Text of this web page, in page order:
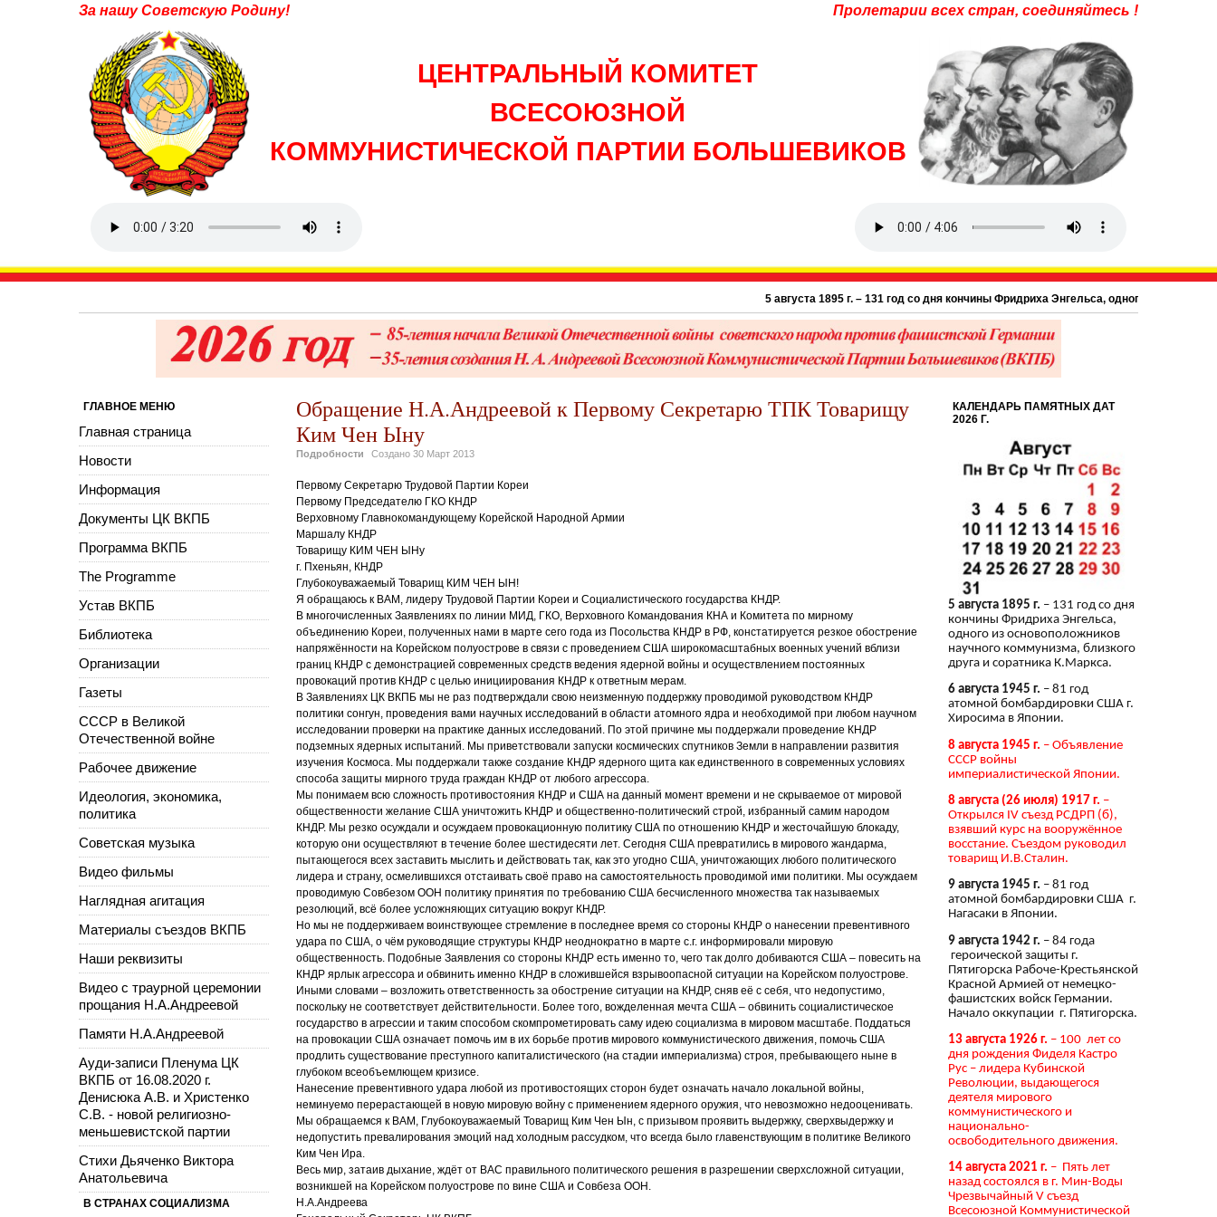
За нашу Советскую Родину! Пролетарии всех стран, соединяйтесь !
ЦЕНТРАЛЬНЫЙ КОМИТЕТ
ВСЕСОЮЗНОЙ
КОММУНИСТИЧЕСКОЙ ПАРТИИ БОЛЬШЕВИКОВ
5 августа 1895 г. – 131 год со дня кончины Фридриха Энгельса, одного из
Обращение Н.А.Андреевой к Первому Секретарю ТПК Товарищу
Ким Чен Ыну
Подробности Создано 30 Март 2013
Первому Секретарю Трудовой Партии Кореи
Первому Председателю ГКО КНДР
Верховному Главнокомандующему Корейской Народной Армии
Маршалу КНДР
Товарищу КИМ ЧЕН ЫНу
г. Пхеньян, КНДР
Глубокоуважаемый Товарищ КИМ ЧЕН ЫН!
Я обращаюсь к ВАМ, лидеру Трудовой Партии Кореи и Социалистического государства КНДР.
В многочисленных Заявлениях по линии МИД, ГКО, Верховного Командования КНА и Комитета по мирному
объединению Кореи, полученных нами в марте сего года из Посольства КНДР в РФ, констатируется резкое обострение
напряжённости на Корейском полуострове в связи с проведением США широкомасштабных военных учений вблизи
границ КНДР с демонстрацией современных средств ведения ядерной войны и осуществлением постоянных
провокаций против КНДР с целью инициирования КНДР к ответным мерам.
В Заявлениях ЦК ВКПБ мы не раз подтверждали свою неизменную поддержку проводимой руководством КНДР
политики сонгун, проведения вами научных исследований в области атомного ядра и необходимой при любом научном
исследовании проверки на практике данных исследований. По этой причине мы поддержали проведение КНДР
подземных ядерных испытаний. Мы приветствовали запуски космических спутников Земли в направлении развития
изучения Космоса. Мы поддержали также создание КНДР ядерного щита как единственного в современных условиях
способа защиты мирного труда граждан КНДР от любого агрессора.
Мы понимаем всю сложность противостояния КНДР и США на данный момент времени и не скрываемое от мировой
общественности желание США уничтожить КНДР и общественно-политический строй, избранный самим народом
КНДР. Мы резко осуждали и осуждаем провокационную политику США по отношению КНДР и жесточайшую блокаду,
которую они осуществляют в течение более шестидесяти лет. Сегодня США превратились в мирового жандарма,
пытающегося всех заставить мыслить и действовать так, как это угодно США, уничтожающих любого политического
лидера и страну, осмелившихся отстаивать своё право на самостоятельность проводимой ими политики. Мы осуждаем
проводимую Совбезом ООН политику принятия по требованию США бесчисленного множества так называемых
резолюций, всё более усложняющих ситуацию вокруг КНДР.
Но мы не поддерживаем воинствующее стремление в последнее время со стороны КНДР о нанесении превентивного
удара по США, о чём руководящие структуры КНДР неоднократно в марте с.г. информировали мировую
общественность. Подобные Заявления со стороны КНДР есть именно то, чего так долго добиваются США – повесить на
КНДР ярлык агрессора и обвинить именно КНДР в сложившейся взрывоопасной ситуации на Корейском полуострове.
Иными словами – возложить ответственность за обострение ситуации на КНДР, сняв её с себя, что недопустимо,
поскольку не соответствует действительности. Более того, вожделенная мечта США – обвинить социалистическое
государство в агрессии и таким способом скомпрометировать саму идею социализма в мировом масштабе. Поддаться
на провокации США означает помочь им в их борьбе против мирового коммунистического движения, помочь США
продлить существование преступного капиталистического (на стадии империализма) строя, пребывающего ныне в
глубоком всеобъемлющем кризисе.
Нанесение превентивного удара любой из противостоящих сторон будет означать начало локальной войны,
неминуемо перерастающей в новую мировую войну с применением ядерного оружия, что невозможно недооценивать.
Мы обращаемся к ВАМ, Глубокоуважаемый Товарищ Ким Чен Ын, с призывом проявить выдержку, сверхвыдержку и
недопустить превалирования эмоций над холодным рассудком, что всегда было главенствующим в политике Великого
Ким Чен Ира.
Весь мир, затаив дыхание, ждёт от ВАС правильного политического решения в разрешении сверхсложной ситуации,
возникшей на Корейском полуострове по вине США и Совбеза ООН.
Н.А.Андреева
ГЛАВНОЕ МЕНЮ
Главная страница
Новости
Информация
Документы ЦК ВКПБ
Программа ВКПБ
The Programme
Устав ВКПБ
Библиотека
Организации
Газеты
СССР в Великой
Отечественной войне
Рабочее движение
Идеология, экономика,
политика
Советская музыка
Видео фильмы
Наглядная агитация
Материалы съездов ВКПБ
Наши реквизиты
Видео с траурной церемонии
прощания Н.А.Андреевой
Памяти Н.А.Андреевой
Ауди-записи Пленума ЦК
ВКПБ от 16.08.2020 г.
Денисюка А.В. и Христенко
С.В. - новой религиозно-
меньшевистской партии
Стихи Дьяченко Виктора
Анатольевича
В СТРАНАХ СОЦИАЛИЗМА
КАЛЕНДАРЬ ПАМЯТНЫХ ДАТ
2026 Г.
5 августа 1895 г. – 131 год со дня
кончины Фридриха Энгельса,
одного из основоположников
научного коммунизма, близкого
друга и соратника К.Маркса.
6 августа 1945 г. – 81 год
атомной бомбардировки США г.
Хиросима в Японии.
8 августа 1945 г. – Объявление
СССР войны
империалистической Японии.
8 августа (26 июля) 1917 г. –
Открылся IV съезд РСДРП (б),
взявший курс на вооружённое
восстание. Съездом руководил
товарищ И.В.Сталин.
9 августа 1945 г. – 81 год
атомной бомбардировки США г.
Нагасаки в Японии.
9 августа 1942 г. – 84 года
героической защиты г.
Пятигорска Рабоче-Крестьянской
Красной Армией от немецко-
фашистских войск Германии.
Начало оккупации г. Пятигорска.
13 августа 1926 г. – 100 лет со
дня рождения Фиделя Кастро
Рус – лидера Кубинской
Революции, выдающегося
деятеля мирового
коммунистического и
национально-
освободительного движения.
14 августа 2021 г. – Пять лет
назад состоялся в г. Мин-Воды
Чрезвычайный V съезд
Всесоюзной Коммунистической